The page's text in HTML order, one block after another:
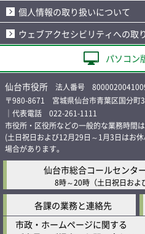
個人情報の取り扱いについて
ウェブアクセシビリティへの取
パソコン
仙台市役所 法人番号
〒980-8671 宮城県仙台市青葉区国分町
｜代表電話 022-261-1111
市役所・区役所などの一般的な業務時間
(土日祝日および12月29日～1月3日はお
場合があります。
仙台市総合コールセンタ
8時～20時 （土日祝日お
各課の業務と連絡先
市政・ホームページに関する